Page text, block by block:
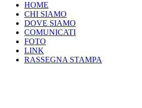
HOME
CHI SIAMO
DOVE SIAMO
COMUNICATI
FOTO
LINK
RASSEGNA STAMPA